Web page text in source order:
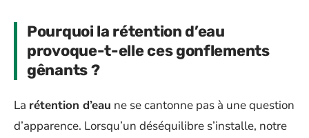
Pourquoi la rétention d’eau
provoque-t-elle ces gonflements
gênants ?
La rétention d’eau ne se cantonne pas à une question
d’apparence. Lorsqu’un déséquilibre s’installe, notre